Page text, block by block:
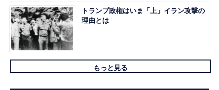
トランプ政権はいま「上」イラン攻撃の
理由とは
もっと見る